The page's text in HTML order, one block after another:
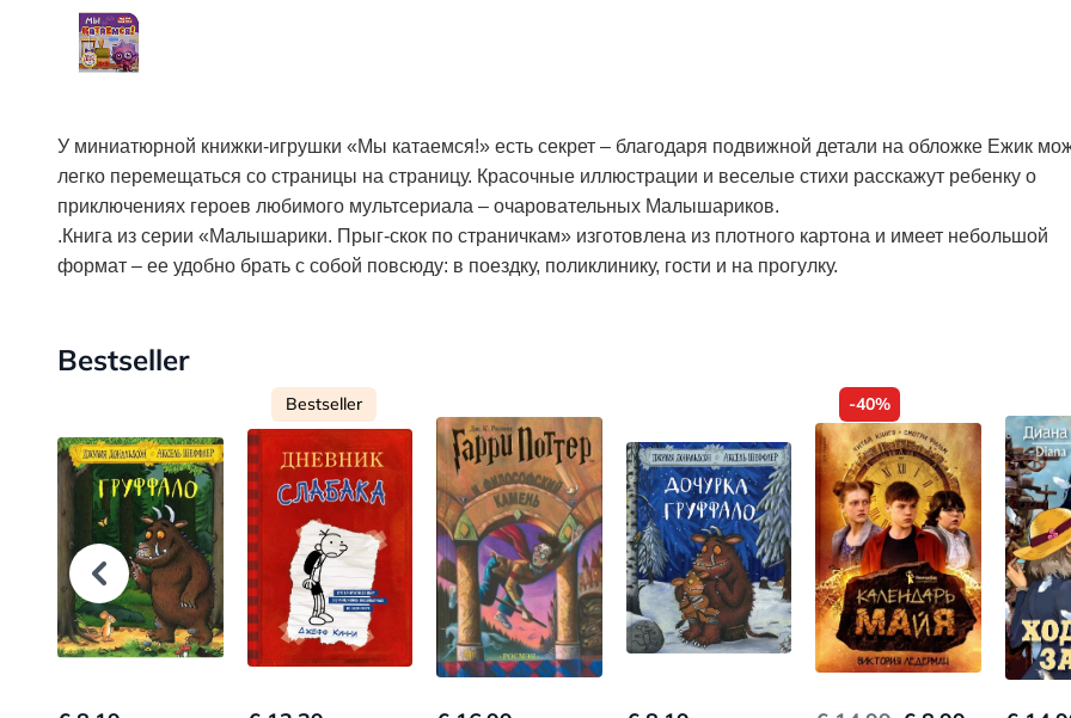
У миниатюрной книжки-игрушки «Мы катаемся!» есть секрет – благодаря подвижной детали на обложке Ежик
легко перемещаться со страницы на страницу. Красочные иллюстрации и веселые стихи расскажут ребенку о
приключениях героев любимого мультсериала – очаровательных Малышариков.
.Книга из серии «Малышарики. Прыг-скок по страничкам» изготовлена из плотного картона и имеет небольшой
формат – ее удобно брать с собой повсюду: в поездку, поликлинику, гости и на прогулку.
Bestseller
Bestseller -40%